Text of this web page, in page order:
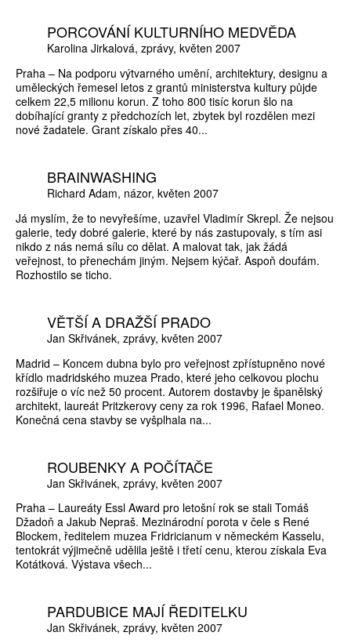
PORCOVÁNÍ KULTURNÍHO MEDVĚDA
Karolina Jirkalová zprávy květen 2007
Praha – Na podporu výtvarného umění, architektury, designu a
uměleckých řemesel letos z grantů ministerstva kultury půjde
celkem 22,5 milionu korun. Z toho 800 tisíc korun šlo na
dobíhající granty z předchozích let, zbytek byl rozdělen mezi
nové žadatele. Grant získalo přes 40...
BRAINWASHING
Richard Adam názor květen 2007
Já myslím, že to nevyřešíme, uzavřel Vladimír Skrepl. Že nejsou
galerie, tedy dobré galerie, které by nás zastupovaly, s tím asi
nikdo z nás nemá sílu co dělat. A malovat tak, jak žádá
veřejnost, to přenechám jiným. Nejsem kýčař. Aspoň doufám.
Rozhostilo se ticho.
VĚTŠÍ A DRAŽŠÍ PRADO
Jan Skřivánek zprávy květen 2007
Madrid – Koncem dubna bylo pro veřejnost zpřístupněno nové
křídlo madridského muzea Prado, které jeho celkovou plochu
rozšiřuje o víc než 50 procent. Autorem dostavby je španělský
architekt, laureát Pritzkerovy ceny za rok 1996, Rafael Moneo.
Konečná cena stavby se vyšplhala na...
ROUBENKY A POČÍTAČE
Jan Skřivánek zprávy květen 2007
Praha – Laureáty Essl Award pro letošní rok se stali Tomáš
Džadoň a Jakub Nepraš. Mezinárodní porota v čele s René
Blockem, ředitelem muzea Fridricianum v německém Kasselu,
tentokrát výjimečně udělila ještě i třetí cenu, kterou získala Eva
Kotátková. Výstava všech...
PARDUBICE MAJÍ ŘEDITELKU
Jan Skřivánek zprávy květen 2007